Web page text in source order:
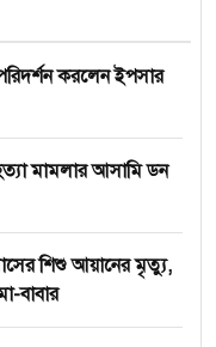
করলেন ইপসার
মামলার আসামি ডন
শিশু আয়ানের মৃত্যু,
বাবার